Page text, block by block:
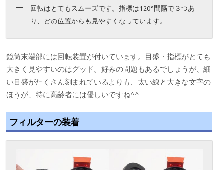
回転はとてもスムーズです。指標は120°間隔で３つあ
り、どの位置からも見やすくなっています。
鏡筒末端部には回転装置が付いています。目盛・指標がとても
大きく見やすいのはグッド。好みの問題もあるでしょうが、細
い目盛がたくさん刻まれているよりも、太い線と大きな文字の
ほうが、特に高齢者には優しいですね^^
フィルターの装着